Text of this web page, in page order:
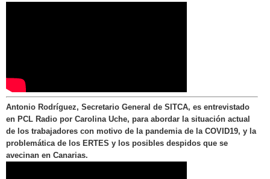
Antonio Rodríguez, Secretario General de SITCA, es entrevistado
en PCL Radio por Carolina Uche, para abordar la situación actual
de los trabajadores con motivo de la pandemia de la COVID19, y la
problemática de los ERTES y los posibles despidos que se
avecinan en Canarias.